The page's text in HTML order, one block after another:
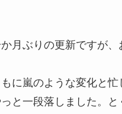
月ぶりの更新ですが、
に嵐のような変化と忙
と一段落しました。と